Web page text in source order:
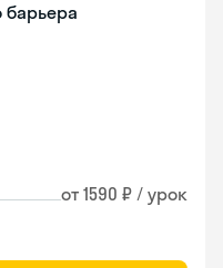
барьера
от 1590 ₽ / урок